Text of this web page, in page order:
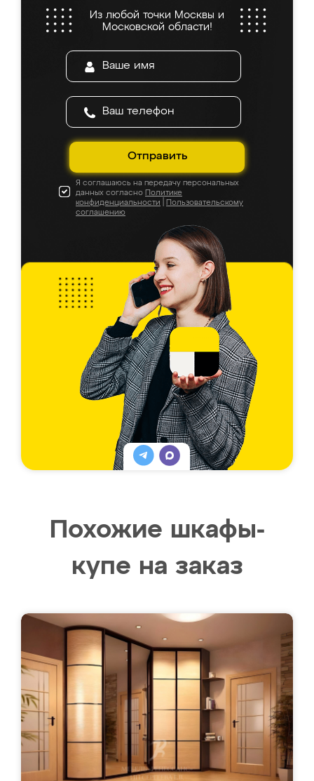
Из любой точки Москвы и
Московской области!
Отправить
Я соглашаюсь на передачу персональных
данных согласно Политике
конфиденциальности
Пользовательскому
соглашению
Похожие шкафы-
купе на заказ